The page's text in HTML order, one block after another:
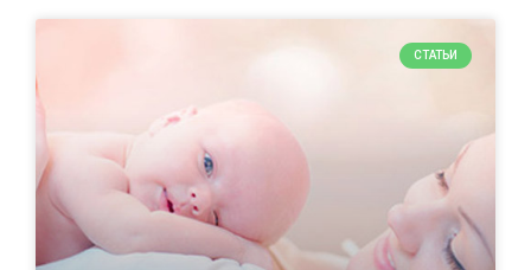
СТАТЬИ